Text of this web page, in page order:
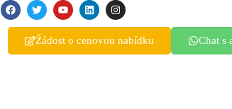
Swedish
Indonesian
Žádost o cenovou nabídku Chat s